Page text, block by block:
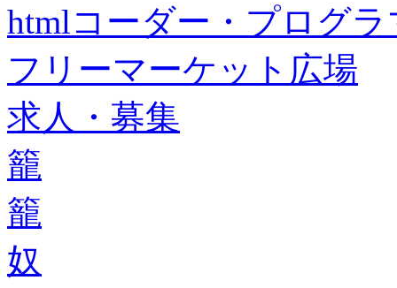
htmlコーダー・プログラ
フリーマーケット広場
求人・募集
籠
籠
奴